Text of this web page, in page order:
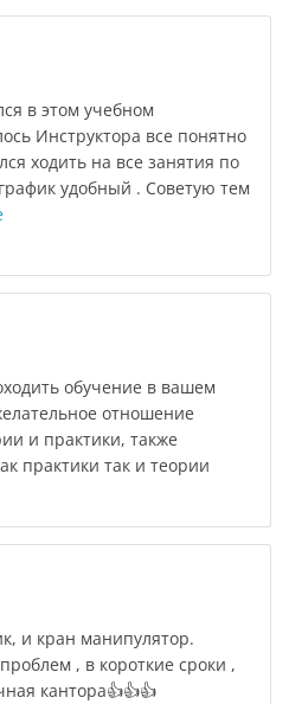
в этом учебном
Инструктора все понятно
ходить на все занятия по
удобный . Советую тем
обучение в вашем
отношение
и практики, также
практики так и теории
и кран манипулятор.
, в короткие сроки ,
кантора👍👍👍